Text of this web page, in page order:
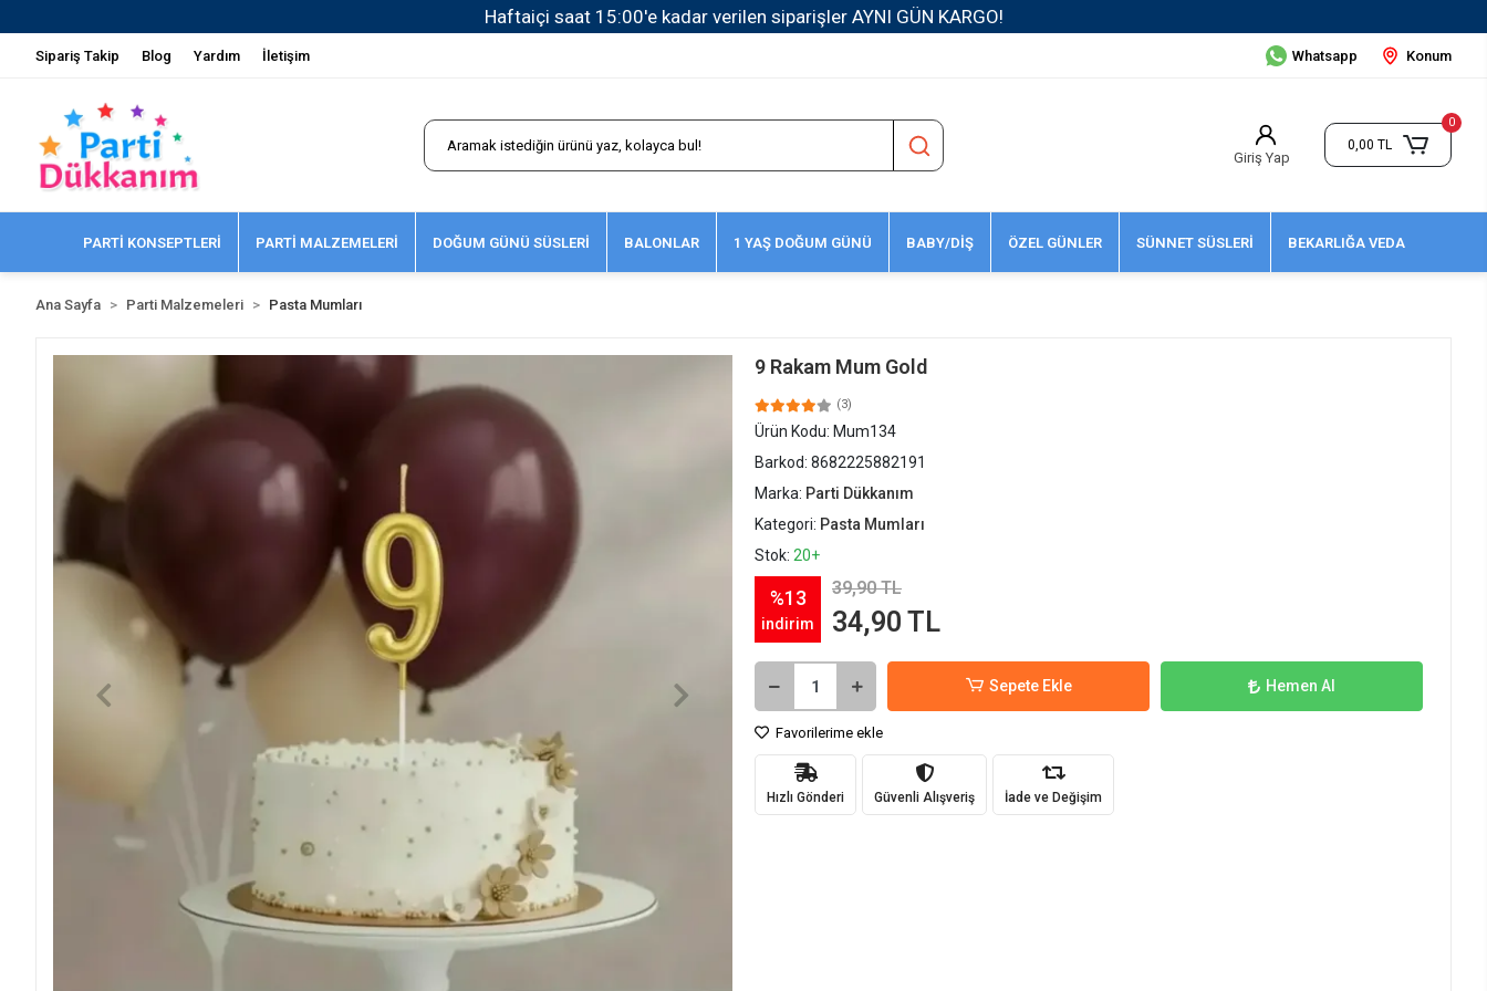
1500 TL ve Üzeri Kargo Ücretsiz!
Sipariş Takip Blog Yardım İletişim Whatsapp Konum
Giriş Yap
0
0,00 TL
PARTİ KONSEPTLERİ PARTİ MALZEMELERİ DOĞUM GÜNÜ SÜSLERİ BALONLAR 1 YAŞ DOĞUM GÜNÜ BABY/DİŞ ÖZEL GÜNLER SÜNNET SÜSLERİ BEKARLIĞA VEDA
Ana Sayfa Parti Malzemeleri Pasta Mumları
9 Rakam Mum Gold
(3)
Ürün Kodu: Mum134
Barkod: 8682225882191
Marka: Parti Dükkanım
Kategori: Pasta Mumları
Stok: 20+
%13
indirim
39,90 TL
34,90 TL
Sepete Ekle Hemen Al
Favorilerime ekle
Hızlı Gönderi Güvenli Alışveriş İade ve Değişim